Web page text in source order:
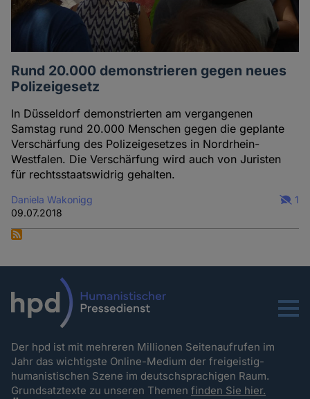
Rund 20.000 demonstrieren gegen neues
Polizeigesetz
In Düsseldorf demonstrierten am vergangenen
Samstag rund 20.000 Menschen gegen die geplante
Verschärfung des Polizeigesetzes in Nordrhein-
Westfalen. Die Verschärfung wird auch von Juristen
für rechtsstaatswidrig gehalten.
Daniela Wakonigg
09.07.2018
1
Menu
Der hpd ist mit mehreren Millionen Seitenaufrufen im
Jahr das wichtigste Online-Medium der freigeistig-
humanistischen Szene im deutschsprachigen Raum.
Grundsatztexte zu unseren Themenfinden Sie hier.